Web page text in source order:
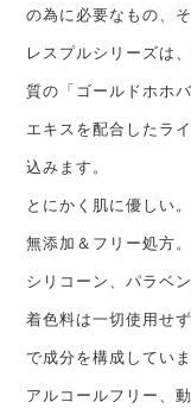
の為に必要なもの、
レスプルシリーズは
質の「ゴールドホホ
エキスを配合したラ
込みます。
とにかく肌に優しい。
無添加＆フリー処方。
シリコーン、パラベ
着色料は一切使用せ
で成分を構成していま
アルコールフリー、